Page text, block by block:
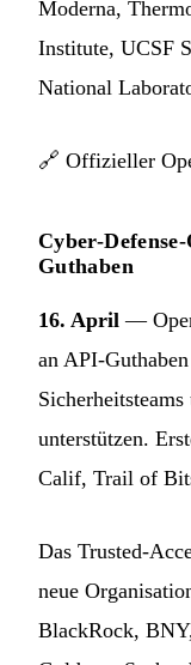
Moderna,
Institute, UCSF
National
🔗 Offizieller
Cyber-
Guthaben
16. April —
an API-
unterstützen.
Calif, Trail of
Das Trusted-
neue
BlackRock,